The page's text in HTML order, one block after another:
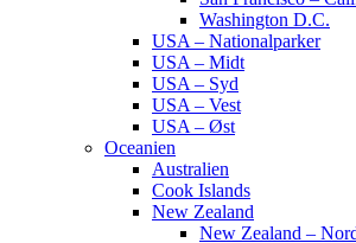
Washington D.C.
USA – Nationalparker
USA – Midt
USA – Syd
USA – Vest
USA – Øst
Oceanien
Australien
Cook Islands
New Zealand
New Zealand –